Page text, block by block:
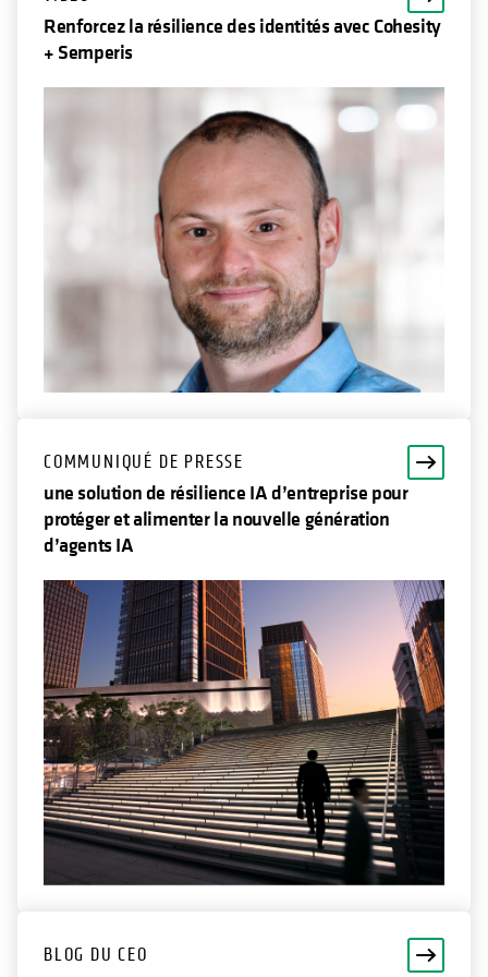
Renforcez la résilience des identités avec Cohesity
+ Semperis
COMMUNIQUÉ DE PRESSE
une solution de résilience IA d’entreprise pour
protéger et alimenter la nouvelle génération
d’agents IA
BLOG DU CEO